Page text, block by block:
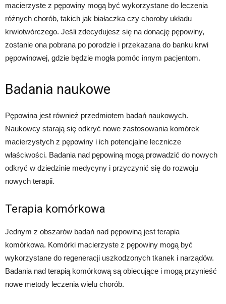
macierzyste z pępowiny mogą być wykorzystane do leczenia
różnych chorób, takich jak białaczka czy choroby układu
krwiotwórczego. Jeśli zdecydujesz się na donację pępowiny,
zostanie ona pobrana po porodzie i przekazana do banku krwi
pępowinowej, gdzie będzie mogła pomóc innym pacjentom.
Badania naukowe
Pępowina jest również przedmiotem badań naukowych.
Naukowcy starają się odkryć nowe zastosowania komórek
macierzystych z pępowiny i ich potencjalne lecznicze
właściwości. Badania nad pępowiną mogą prowadzić do nowych
odkryć w dziedzinie medycyny i przyczynić się do rozwoju
nowych terapii.
Terapia komórkowa
Jednym z obszarów badań nad pępowiną jest terapia
komórkowa. Komórki macierzyste z pępowiny mogą być
wykorzystane do regeneracji uszkodzonych tkanek i narządów.
Badania nad terapią komórkową są obiecujące i mogą przynieść
nowe metody leczenia wielu chorób.